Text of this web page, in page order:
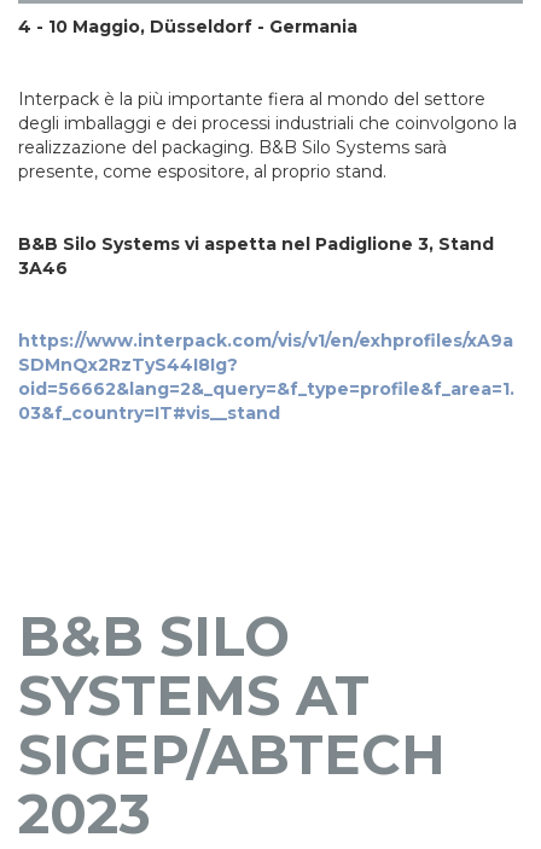
4 - 10 Maggio, Düsseldorf - Germania
Interpack è la più importante fiera al mondo del settore
degli imballaggi e dei processi industriali che coinvolgono la
realizzazione del packaging. B&B Silo Systems sarà
presente, come espositore, al proprio stand.
B&B Silo Systems vi aspetta nel Padiglione 3, Stand
3A46
https://www.interpack.com/vis/v1/en/exhprofiles/xA9a
SDMnQx2RzTyS44I8Ig?
oid=56662&lang=2&_query=&f_type=profile&f_area=1.
03&f_country=IT#vis__stand
B&B SILO
SYSTEMS AT
SIGEP/ABTECH
2023